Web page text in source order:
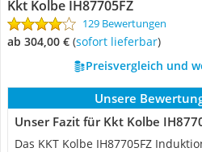
Kkt Kolbe IH87705FZ
129 Bewertungen
ab 304,00 € ( Sofort lieferbar)
Preisvergleich und
Unsere
Unser Fazit für Kkt Kolbe
Das KKT Kolbe IH87705FZ